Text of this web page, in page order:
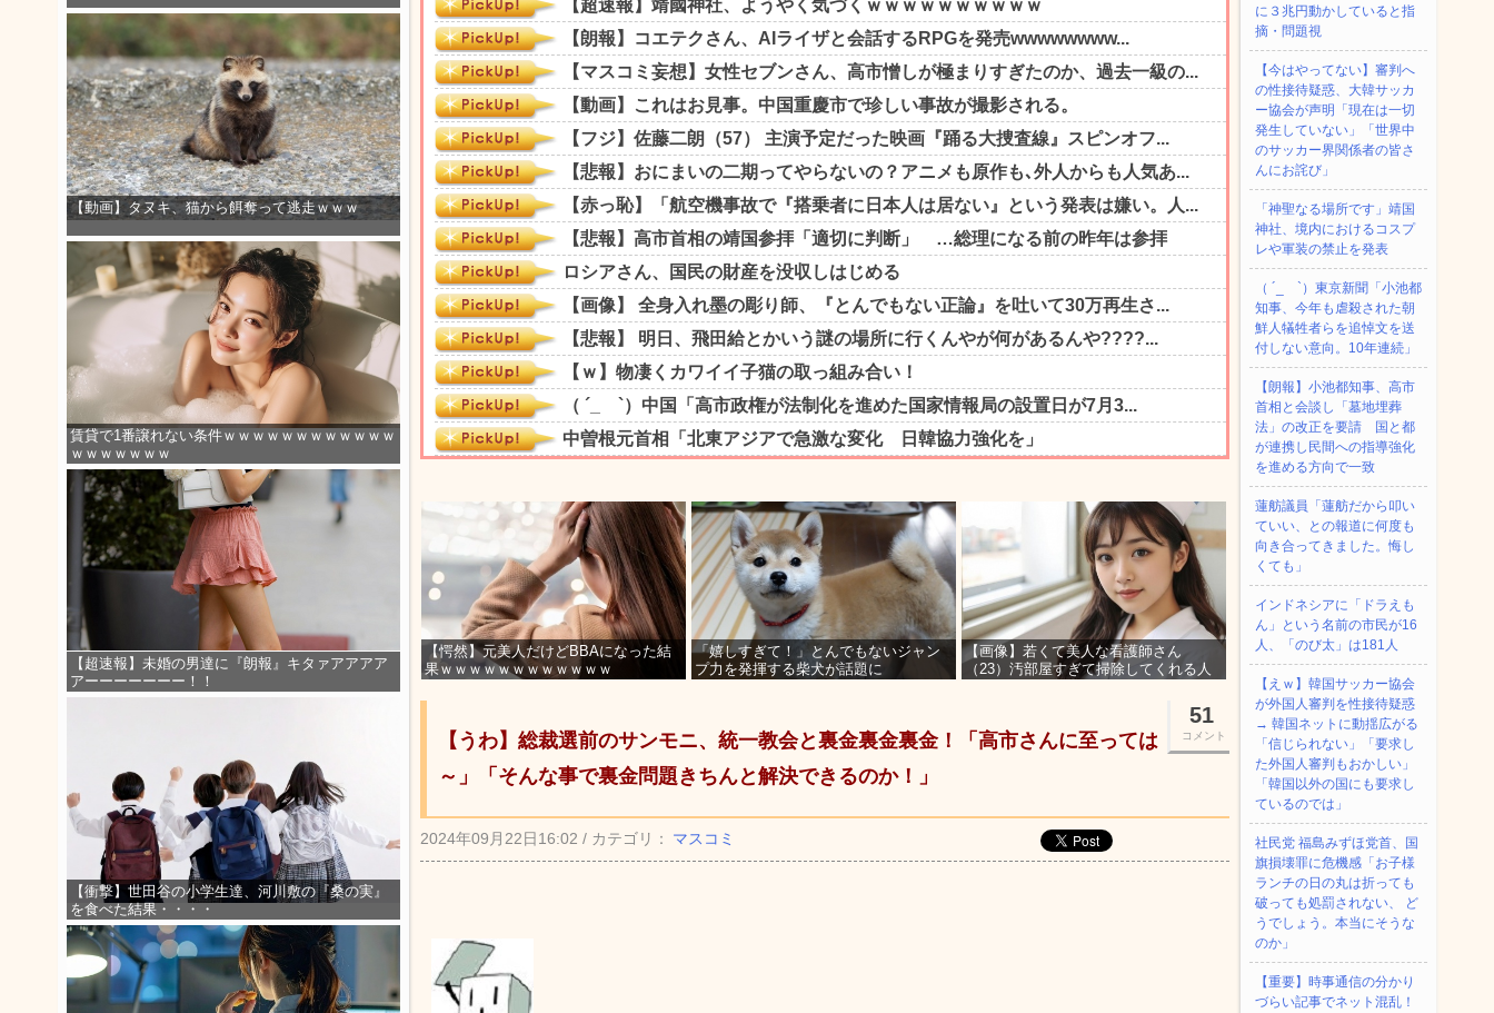
【動画】タヌキ、猫から餌奪って逃走ｗｗｗ
賃貸で1番譲れない条件ｗｗｗｗｗｗｗｗｗｗｗｗ
ｗｗｗｗｗｗｗ
【超速報】未婚の男達に『朗報』キタァアアアア
アーーーーーーー！！
【衝撃】世田谷の小学生達、河川敷の『桑の実』
を食べた結果・・・・
【愕然】元美人だけどBBAになった結
果ｗｗｗｗｗｗｗｗｗｗｗｗ
「嬉しすぎて！」とんでもないジャン
プ力を発揮する柴犬が話題に
【画像】若くて美人な看護師さん
（23）汚部屋すぎて掃除してくれる人
51
コメント
【うわ】総裁選前のサンモニ、統一教会と裏金裏金裏金！「高市さんに至っては
～」「そんな事で裏金問題きちんと解決できるのか！」
2024年09月22日16:02 / カテゴリ： マスコミ
に３兆円動かしていると指
摘・問題視
【今はやってない】審判へ
の性接待疑惑、大韓サッカ
ー協会が声明「現在は一切
発生していない」「世界中
のサッカー界関係者の皆さ
んにお詫び」
「神聖なる場所です」靖国
神社、境内におけるコスプ
レや軍装の禁止を発表
（ ´_ゝ`）東京新聞「小池都
知事、今年も虐殺された朝
鮮人犠牲者らを追悼文を送
付しない意向。10年連続」
【朗報】小池都知事、高市
首相と会談し「墓地埋葬
法」の改正を要請 国と都
が連携し民間への指導強化
を進める方向で一致
蓮舫議員「蓮舫だから叩い
ていい、との報道に何度も
向き合ってきました。悔し
くても」
インドネシアに「ドラえも
ん」という名前の市民が16
人、「のび太」は181人
【えｗ】韓国サッカー協会
が外国人審判を性接待疑惑
→ 韓国ネットに動揺広がる
「信じられない」「要求し
た外国人審判もおかしい」
「韓国以外の国にも要求し
ているのでは」
社民党 福島みずほ党首、国
旗損壊罪に危機感「お子様
ランチの日の丸は折っても
破っても処罰されない、 ど
うでしょう。本当にそうな
のか」
【重要】時事通信の分かり
づらい記事でネット混乱！